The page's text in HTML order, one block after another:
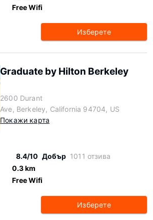
Free Wifi
Изберете
Graduate by Hilton Berkeley
2600 Durant
Ave, Berkeley, California 94704, US
Покажи карта
8.4/10 Добър 1011 отзива
0.3 km
Free Wifi
Изберете